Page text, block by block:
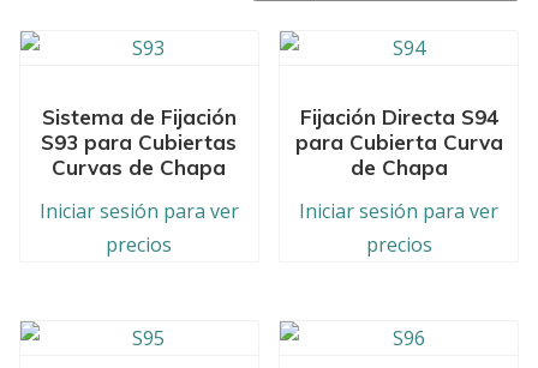
Sistema de Fijación
S93 para Cubiertas
Curvas de Chapa
Iniciar sesión para ver
precios
Fijación Directa S94
para Cubierta Curva
de Chapa
Iniciar sesión para ver
precios